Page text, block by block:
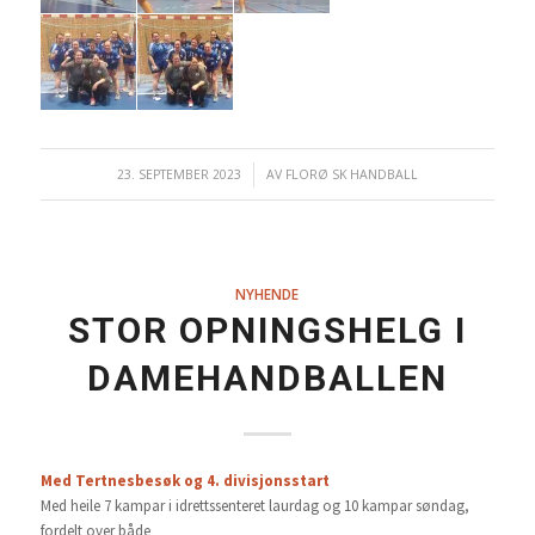
23. SEPTEMBER 2023
/ AV FLORØ SK HANDBALL
NYHENDE
STOR OPNINGSHELG I
DAMEHANDBALLEN
Med Tertnesbesøk og 4. divisjonsstart
Med heile 7 kampar i idrettssenteret laurdag og 10 kampar søndag,